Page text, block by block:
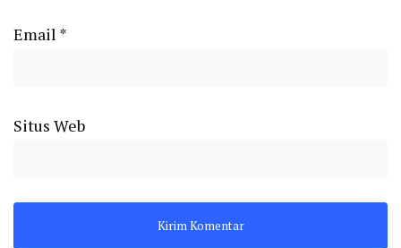
Email *
Situs Web